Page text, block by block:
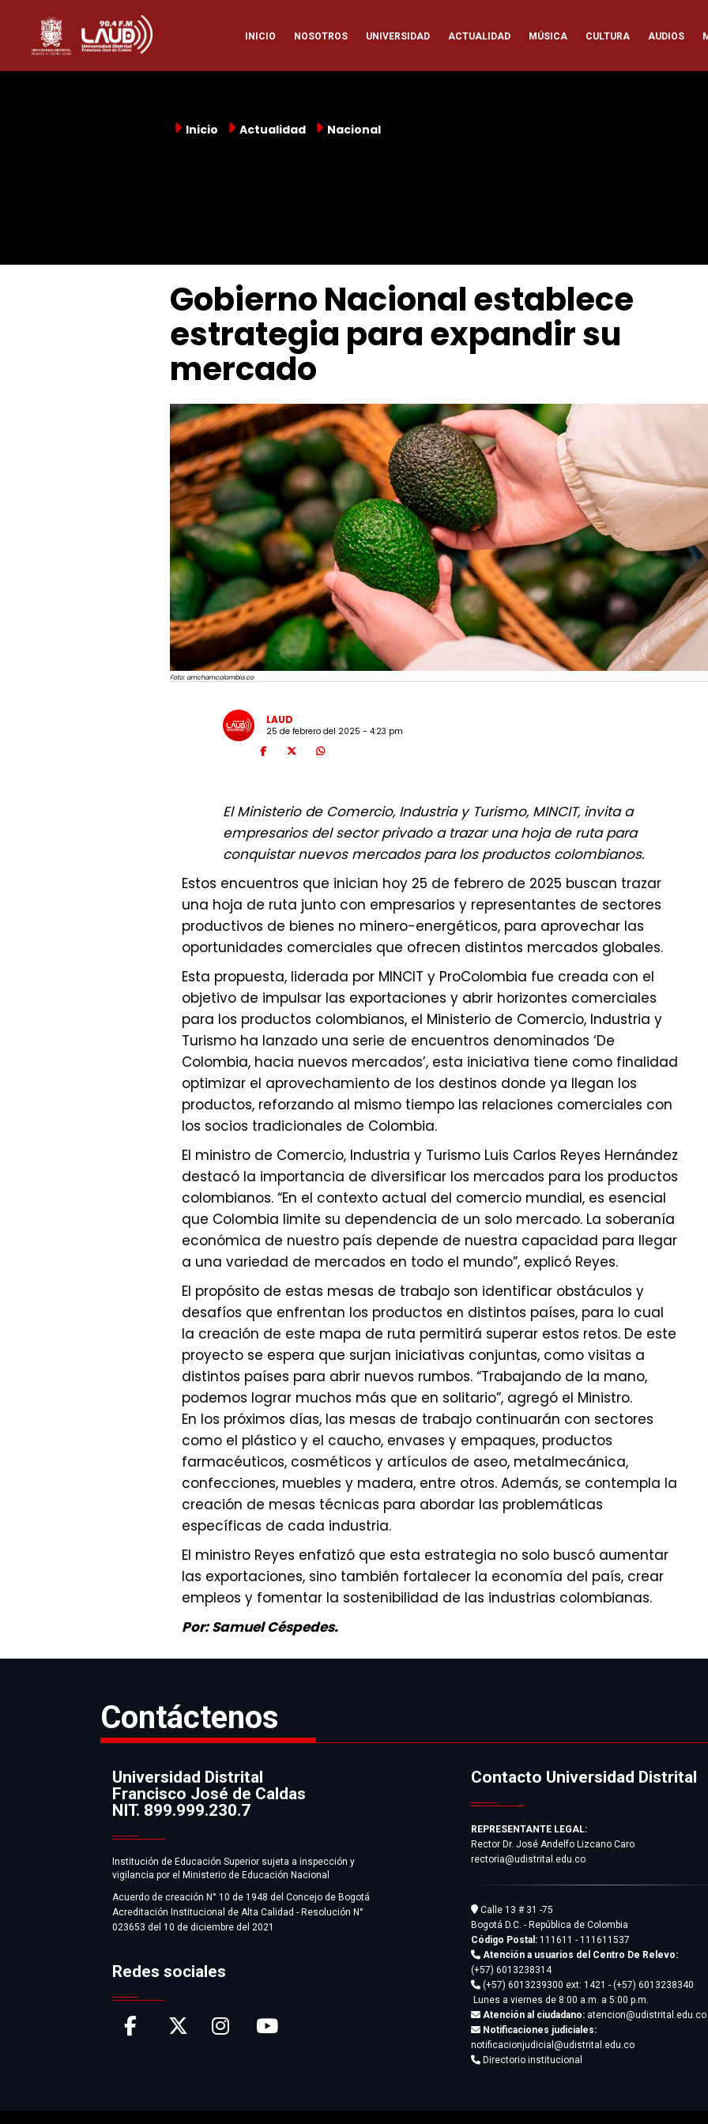
contenido
principal
Navegación
principal
INICIO NOSOTROS UNIVERSIDAD ACTUALIDAD MÚSICA CULTURA AUDIOS
Inicio Actualidad Nacional
Gobierno Nacional establece
estrategia para expandir su
mercado
Foto: amchamcolombia.co
LAUD
25 de febrero del 2025 - 4:23 pm
El Ministerio de Comercio, Industria y Turismo, MINCIT, invita a
empresarios del sector privado a trazar una hoja de ruta para
conquistar nuevos mercados para los productos colombianos.
Estos encuentros que inician hoy 25 de febrero de 2025 buscan trazar
una hoja de ruta junto con empresarios y representantes de sectores
productivos de bienes no minero-energéticos, para aprovechar las
oportunidades comerciales que ofrecen distintos mercados globales.
Esta propuesta, liderada por MINCIT y ProColombia fue creada con el
objetivo de impulsar las exportaciones y abrir horizontes comerciales
para los productos colombianos, el Ministerio de Comercio, Industria y
Turismo ha lanzado una serie de encuentros denominados ‘De
Colombia, hacia nuevos mercados’, esta iniciativa tiene como finalidad
optimizar el aprovechamiento de los destinos donde ya llegan los
productos, reforzando al mismo tiempo las relaciones comerciales con
los socios tradicionales de Colombia.
El ministro de Comercio, Industria y Turismo Luis Carlos Reyes Hernández
destacó la importancia de diversificar los mercados para los productos
colombianos. “En el contexto actual del comercio mundial, es esencial
que Colombia limite su dependencia de un solo mercado. La soberanía
económica de nuestro país depende de nuestra capacidad para llegar
a una variedad de mercados en todo el mundo”, explicó Reyes.
El propósito de estas mesas de trabajo son identificar obstáculos y
desafíos que enfrentan los productos en distintos países, para lo cual
la creación de este mapa de ruta permitirá superar estos retos. De este
proyecto se espera que surjan iniciativas conjuntas, como visitas a
distintos países para abrir nuevos rumbos. “Trabajando de la mano,
podemos lograr muchos más que en solitario”, agregó el Ministro.
En los próximos días, las mesas de trabajo continuarán con sectores
como el plástico y el caucho, envases y empaques, productos
farmacéuticos, cosméticos y artículos de aseo, metalmecánica,
confecciones, muebles y madera, entre otros. Además, se contempla la
creación de mesas técnicas para abordar las problemáticas
específicas de cada industria.
El ministro Reyes enfatizó que esta estrategia no solo buscó aumentar
las exportaciones, sino también fortalecer la economía del país, crear
empleos y fomentar la sostenibilidad de las industrias colombianas.
Por: Samuel Céspedes.
Contáctenos
Información
Universidad Distrital
Francisco José de Caldas
NIT. 899.999.230.7
Institución de Educación Superior sujeta a inspección y
vigilancia por el Ministerio de Educación Nacional
Acuerdo de creación N° 10 de 1948 del Concejo de Bogotá
Acreditación Institucional de Alta Calidad - Resolución N°
023653 del 10 de diciembre del 2021
Redes sociales
Contacto Universidad Distrital
REPRESENTANTE LEGAL:
Rector Dr. José Andelfo Lizcano Caro
rectoria@udistrital.edu.co
Calle 13 # 31 -75
Bogotá D.C. - República de Colombia
Código Postal: 111611 - 111611537
Atención a usuarios del Centro De Relevo:
(+57) 6013238314
(+57) 6013239300ext: 1421 - (+57) 6013238340
Lunes a viernes de 8:00 a.m. a 5:00 p.m.
Atención al ciudadano: atencion@udistrital.edu.co
Notificaciones judiciales:
notificacionjudicial@udistrital.edu.co
Directorio institucional